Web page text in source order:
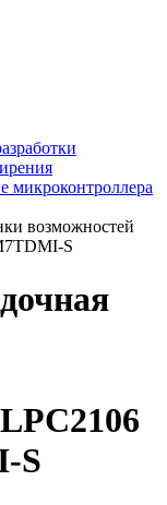
микроконтроллера
возможностей
S
S